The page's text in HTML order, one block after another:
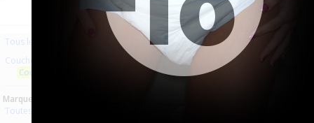
Tous les produits
Couches à usage unique
Couches anatomiques
Marques :
Toutes les marques
Les plus récents Trier par nom
Aucun produit trouvé.